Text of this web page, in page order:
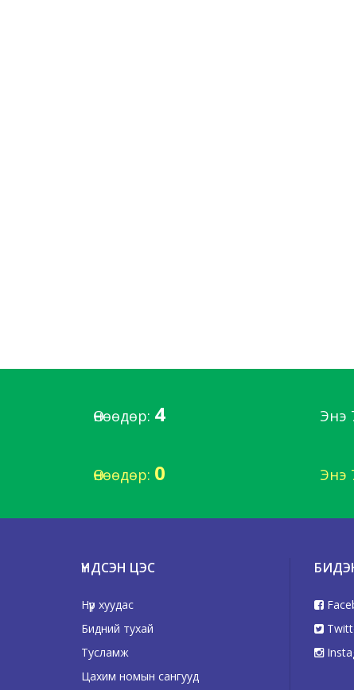
Өнөөдөр: 4 Энэ
Өнөөдөр: 0 Энэ
ҮНДСЭН ЦЭС
Нүүр хуудас
Бидний тухай
Тусламж
Цахим номын сангууд